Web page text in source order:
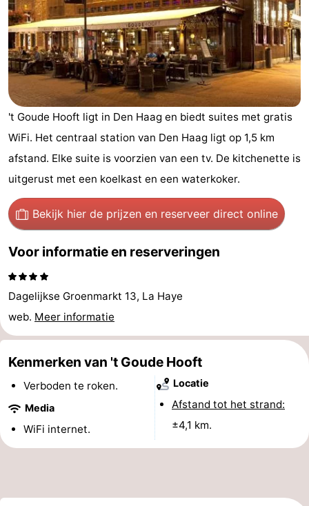
Vakantiehuizen
-
Duinrell
-
Kijkduin
Last
minutes
Strand
Zien
&
doen
Bezienswaardigheden
Monumenten
-
-
Rondvaarten
-
Speeltuinen
-
't Goude Hooft ligt in Den Haag en biedt suites met gratis
WiFi. Het centraal station van Den Haag ligt op 1,5 km
afstand. Elke suite is voorzien van een tv. De kitchenette is
uitgerust met een koelkast en een waterkoker.
Bekijk hier de prijzen en reserveer direct online
Voor informatie en reserveringen
Dagelijkse Groenmarkt 13, La Haye
web. Meer informatie
Kenmerken van 't Goude Hooft
Verboden te roken.
Media
WiFi internet.
Locatie
Afstand tot het strand:
±4,1 km.